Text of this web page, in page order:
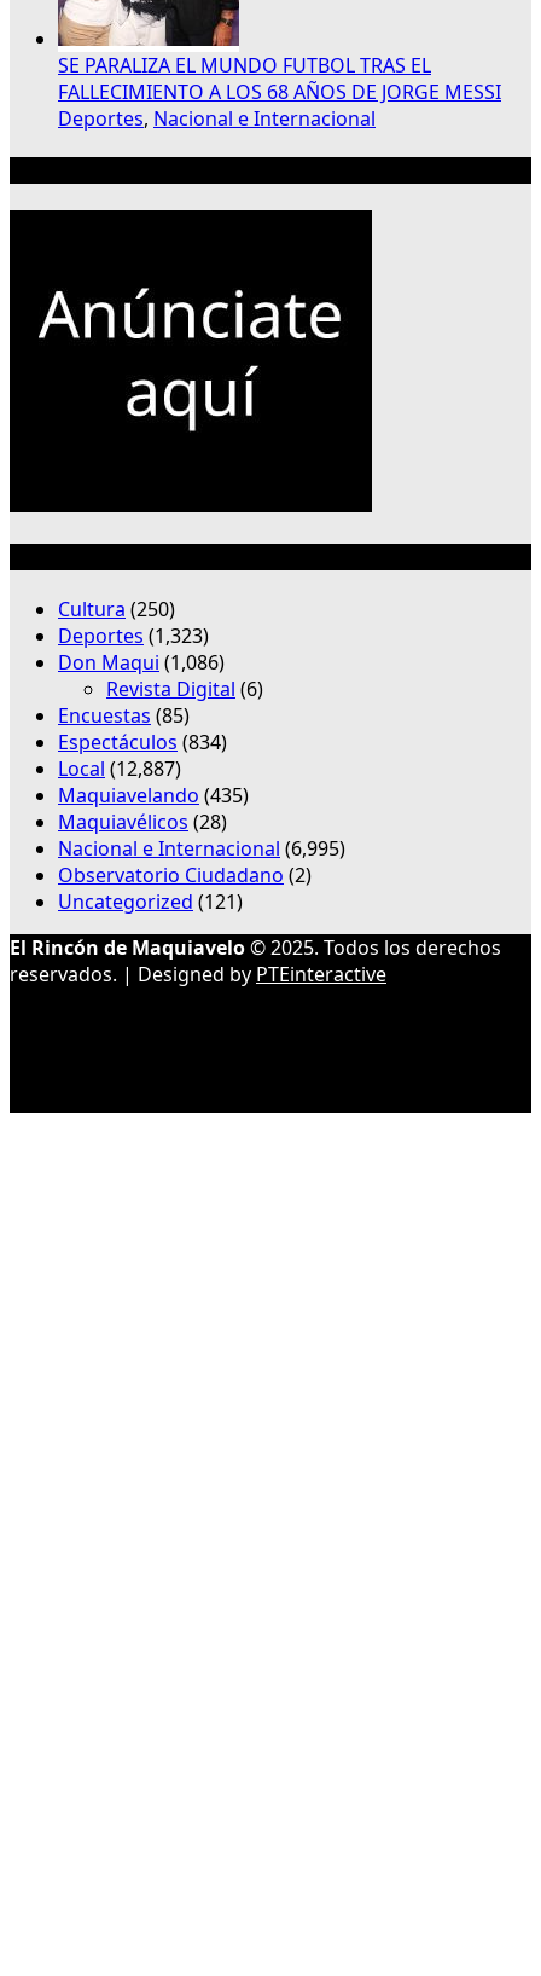
SE PARALIZA EL MUNDO FUTBOL TRAS EL
FALLECIMIENTO A LOS 68 AÑOS DE JORGE MESSI
Deportes, Nacional e Internacional
Cultura (250)
Deportes (1,323)
Don Maqui (1,086)
Revista Digital (6)
Encuestas (85)
Espectáculos (834)
Local (12,887)
Maquiavelando (435)
Maquiavélicos (28)
Nacional e Internacional (6,995)
Observatorio Ciudadano (2)
Uncategorized (121)
El Rincón de Maquiavelo© 2025. Todos los derechos
reservados. | Designed by PTEinteractive